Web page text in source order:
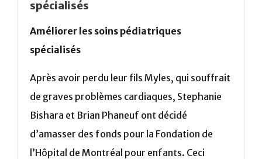
spécialisés
Améliorer les soins pédiatriques
spécialisés
Après avoir perdu leur fils Myles, qui souffrait
de graves problèmes cardiaques, Stephanie
Bishara et Brian Phaneuf ont décidé
d’amasser des fonds pour la Fondation de
l’Hôpital de Montréal pour enfants. Ceci